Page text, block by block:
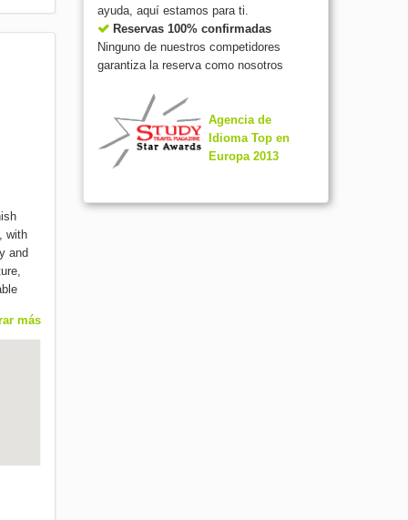
with
and
más
ayuda, aquí estamos para ti.
Reservas 100% confirmadas
Ninguno de nuestros competidores
garantiza la reserva como nosotros
Agencia de
Idioma Top en
Europa 2013